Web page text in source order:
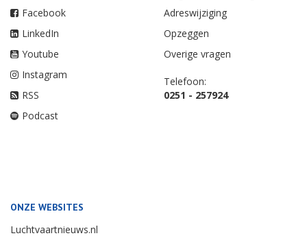
Facebook
LinkedIn
Youtube
Instagram
RSS
Podcast
Adreswijziging
Opzeggen
Overige vragen
Telefoon:
0251 - 257924
ONZE WEBSITES
Luchtvaartnieuws.nl